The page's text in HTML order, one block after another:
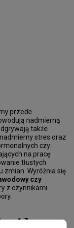
przede
nadmierną
także
stres oraz
czy
na pracę
tłustych
zmian. Wyróżnia się
czy
z czynnikami